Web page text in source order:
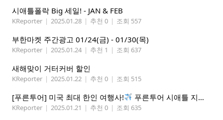
시애틀폴락 Big 세일! - JAN & FEB
KReporter | 2025.01.28 | 추천 0 | 조회 557
부한마켓 주간광고 01/24(금) - 01/30(목)
KReporter | 2025.01.24 | 추천 1 | 조회 637
새해맞이 거터커버 할인
KReporter | 2025.01.22 | 추천 0 | 조회 515
[푸른투어] 미국 최대 한인 여행사! 푸른투어 시애틀 지점 오픈특가, 최대 300불 할인!
KReporter | 2025.01.21 | 추천 0 | 조회 635